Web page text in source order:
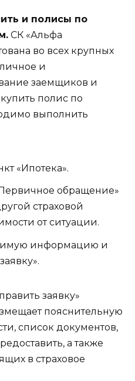
и полисы по
СК «Альфа
во всех крупных
и
заемщиков и
полис по
выполнить
«Ипотека».
обращение»
страховой
от ситуации.
информацию и
заявку»
пояснительную
список документов,
а также
в страховое